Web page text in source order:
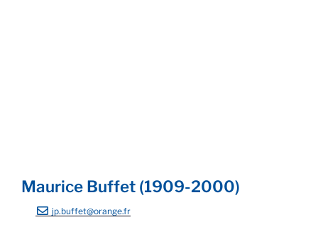
Maurice Buffet (1909-2000)
jp.buffet@orange.fr